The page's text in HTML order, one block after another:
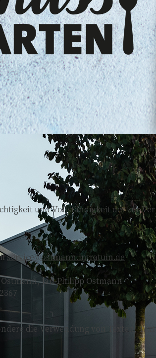
und Vollständigkeit der zur
service@ostmann.intratuin.de
Jan-Philipp Ostmann
die Verwendung von Texten,